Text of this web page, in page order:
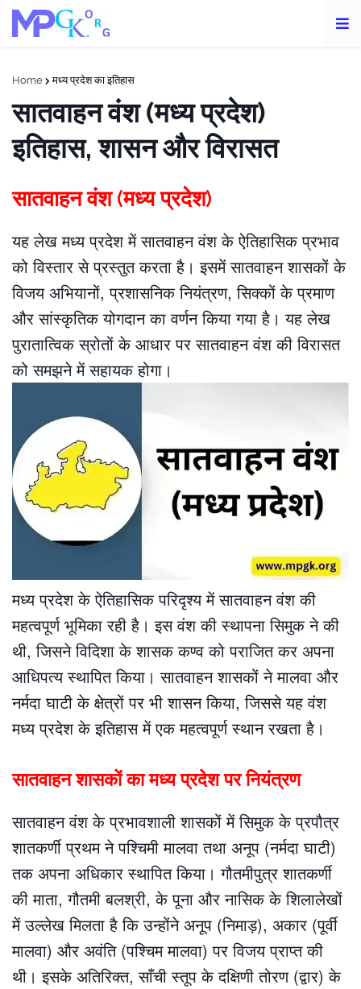
Home मध्य प्रदेश का इतिहास
सातवाहन वंश (मध्य प्रदेश)
इतिहास, शासन और विरासत
सातवाहन वंश (मध्य प्रदेश)
यह लेख मध्य प्रदेश में सातवाहन वंश के ऐतिहासिक प्रभाव
को विस्तार से प्रस्तुत करता है। इसमें सातवाहन शासकों के
विजय अभियानों, प्रशासनिक नियंत्रण, सिक्कों के प्रमाण
और सांस्कृतिक योगदान का वर्णन किया गया है। यह लेख
पुरातात्विक स्रोतों के आधार पर सातवाहन वंश की विरासत
को समझने में सहायक होगा।
मध्य प्रदेश के ऐतिहासिक परिदृश्य में सातवाहन वंश की
महत्वपूर्ण भूमिका रही है। इस वंश की स्थापना सिमुक ने की
थी, जिसने विदिशा के शासक कण्व को पराजित कर अपना
आधिपत्य स्थापित किया। सातवाहन शासकों ने मालवा और
नर्मदा घाटी के क्षेत्रों पर भी शासन किया, जिससे यह वंश
मध्य प्रदेश के इतिहास में एक महत्वपूर्ण स्थान रखता है।
सातवाहन शासकों का मध्य प्रदेश पर नियंत्रण
सातवाहन वंश के प्रभावशाली शासकों में सिमुक के प्रपौत्र
शातकर्णी प्रथम ने पश्चिमी मालवा तथा अनूप (नर्मदा घाटी)
तक अपना अधिकार स्थापित किया। गौतमीपुत्र शातकर्णी
की माता, गौतमी बलश्री, के पूना और नासिक के शिलालेखों
में उल्लेख मिलता है कि उन्होंने अनूप (निमाड़), अकार (पूर्वी
मालवा) और अवंति (पश्चिम मालवा) पर विजय प्राप्त की
थी। इसके अतिरिक्त, साँची स्तूप के दक्षिणी तोरण (द्वार) के